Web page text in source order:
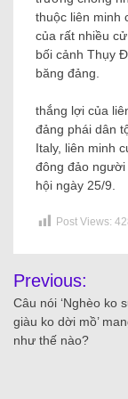
thuộc liên minh
của rất nhiều
bối cảnh Thụy
băng đảng.
thắng lợi của
đảng phái dân
Italy, liên minh
đông đảo
hội ngày 25/9.
Post Views:
Previous:
Câu nói ‘Nghèo ko
giàu ko dời mồ’
như thế nào?